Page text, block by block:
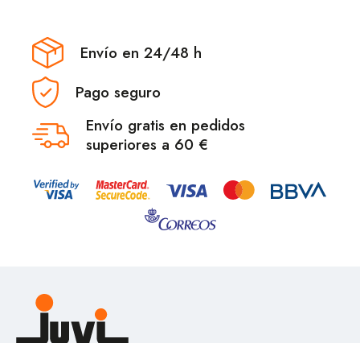
Envío en 24/48 h
Pago seguro
Envío gratis en pedidos
superiores a 60 €